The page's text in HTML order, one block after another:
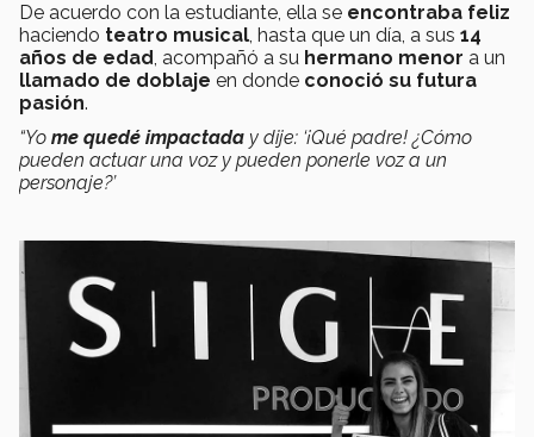
De acuerdo con la estudiante, ella se encontraba feliz
haciendo teatro musical, hasta que un día, a sus 14
años de edad, acompañó a su hermano menor a un
llamado de doblaje en donde conoció su futura
pasión.
“Yo me quedé impactada y dije: ‘¡Qué padre! ¿Cómo
pueden actuar una voz y pueden ponerle voz a un
personaje?’